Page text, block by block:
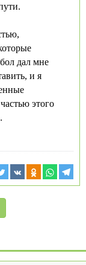
дал мне
и я
этого